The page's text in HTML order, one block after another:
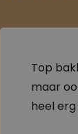
Top
maar
heel